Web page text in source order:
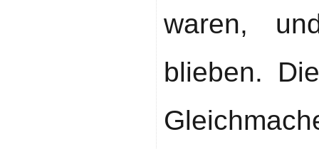
waren,
blieben.